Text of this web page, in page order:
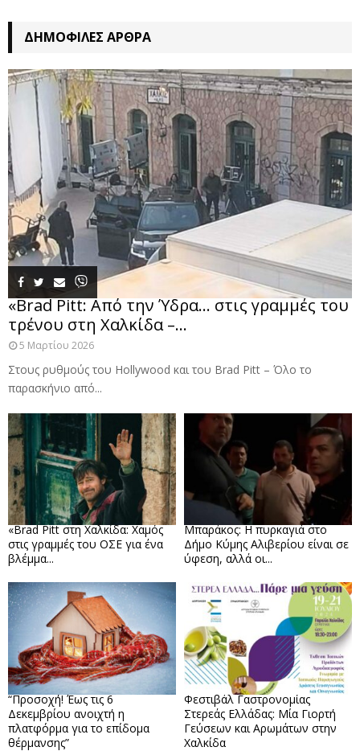
ΔΗΜΟΦΙΛΈΣ ΆΡΘΡΑ
«Brad Pitt: Από την Ύδρα… στις γραμμές του
τρένου στη Χαλκίδα –...
5 Μαρτίου 2026
Στους ρυθμούς του Hollywood και του Brad Pitt – Όλο το
παρασκήνιο από...
«Brad Pitt στη Χαλκίδα: Χαμός
στις γραμμές του ΟΣΕ για ένα
βλέμμα...
Μπαράκος: Η πυρκαγιά στο
Δήμο Κύμης Αλιβερίου είναι σε
ύφεση, αλλά οι...
“Προσοχή! Έως τις 6
Δεκεμβρίου ανοιχτή η
πλατφόρμα για το επίδομα
θέρμανσης”
Φεστιβάλ Γαστρονομίας
Στερεάς Ελλάδας: Μία Γιορτή
Γεύσεων και Αρωμάτων στην
Χαλκίδα